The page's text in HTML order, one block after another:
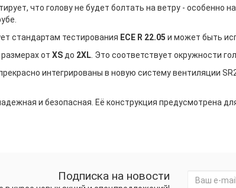
что голову не будет болтать на ветру - особенно
стандартам тестирования ECE R 22.05 и может быть
размерах отXS до 2XL . Это соответствует окружности
интегрированы в новую систему вентиляции
и безопасная. Её конструкция предусмотрена
Подписка на новости